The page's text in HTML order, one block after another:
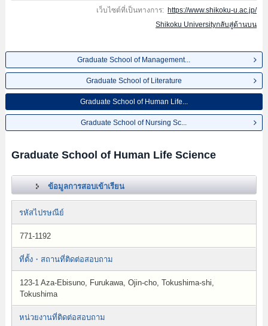
เว็บไซต์ที่เป็นทางการ: https://www.shikoku-u.ac.jp/
Shikoku Universityกลับสู่ด้านบน
Graduate School of Management...
Graduate School of Literature
Graduate School of Human Life...
Graduate School of Nursing Sc...
Graduate School of Human Life Science
ข้อมูลการสอบเข้าเรียน
รหัสไปรษณีย์
771-1192
ที่ตั้ง・สถานที่ติดต่อสอบถาม
123-1 Aza-Ebisuno, Furukawa, Ojin-cho, Tokushima-shi,
Tokushima
หน่วยงานที่ติดต่อสอบถาม